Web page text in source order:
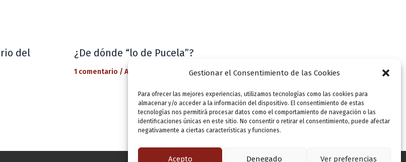
Gestionar el Consentimiento de las Cookies
Para ofrecer las mejores experiencias, utilizamos tecnologías como las cookies para
almacenar y/o acceder a la información del dispositivo. El consentimiento de estas
tecnologías nos permitirá procesar datos como el comportamiento de navegación o las
identificaciones únicas en este sitio. No consentir o retirar el consentimiento, puede afectar
negativamente a ciertas características y funciones.
Acepto Denegado Ver preferencias
del
¿De dónde “lo de Pucela”?
1 comentario / Actualidad VLLensutinta